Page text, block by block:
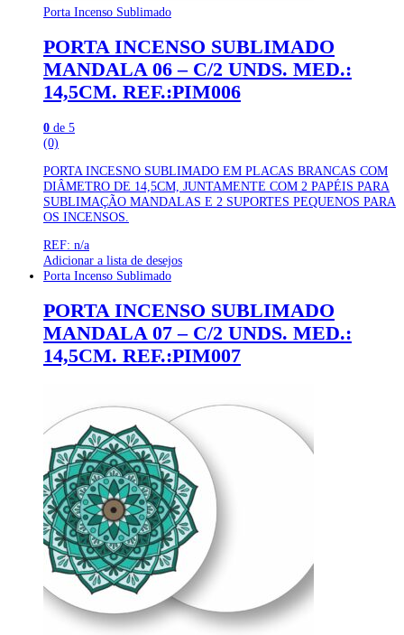
Porta Incenso Sublimado
PORTA INCENSO SUBLIMADO
MANDALA 06 – C/2 UNDS. MED.:
14,5CM. REF.:PIM006
0 de 5
(0)
PORTA INCESNO SUBLIMADO EM PLACAS BRANCAS COM
DIÂMETRO DE 14,5CM, JUNTAMENTE COM 2 PAPÉIS PARA
SUBLIMAÇÃO MANDALAS E 2 SUPORTES PEQUENOS PARA
OS INCENSOS.
REF: n/a
Adicionar a lista de desejos
Porta Incenso Sublimado
PORTA INCENSO SUBLIMADO
MANDALA 07 – C/2 UNDS. MED.:
14,5CM. REF.:PIM007